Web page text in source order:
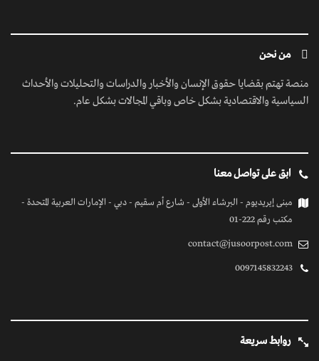
من نحن
منصة تهتم بقضايا حقوق الإنسان والأخبار والدراسات والتحليلات والأحداث
السياسية والاقتصادية بشكل خاص وباقي المجالات بشكل عام.
ابق على تواصل معنا
مبنى إيريديوم - البرشاء الأولى - شارع أم سقيم - دبي - الإمارات العربية المتحدة -
مكتب رقم 222-01
contact@jusoorpost.com
0097145832243
روابط سريعة